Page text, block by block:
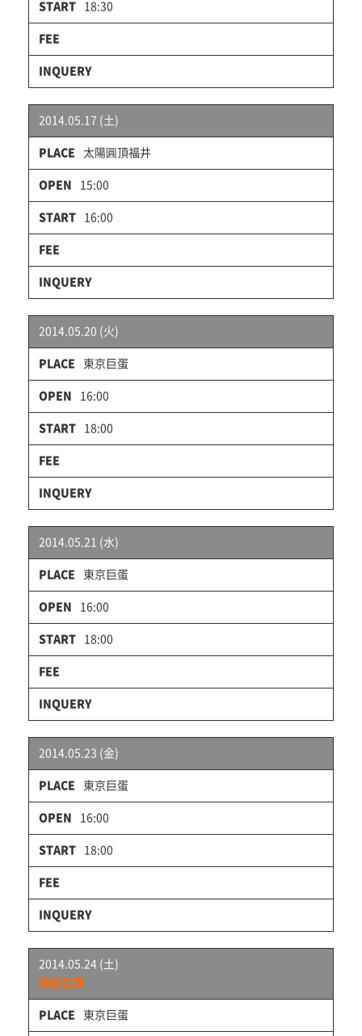
18:30
2014.05.17 (土)
太陽圓頂福井
15:00
16:00
2014.05.20 (火)
東京巨蛋
16:00
18:00
2014.05.21 (水)
東京巨蛋
16:00
18:00
2014.05.23 (金)
東京巨蛋
16:00
18:00
2014.05.24 (土)
追加公演
東京巨蛋